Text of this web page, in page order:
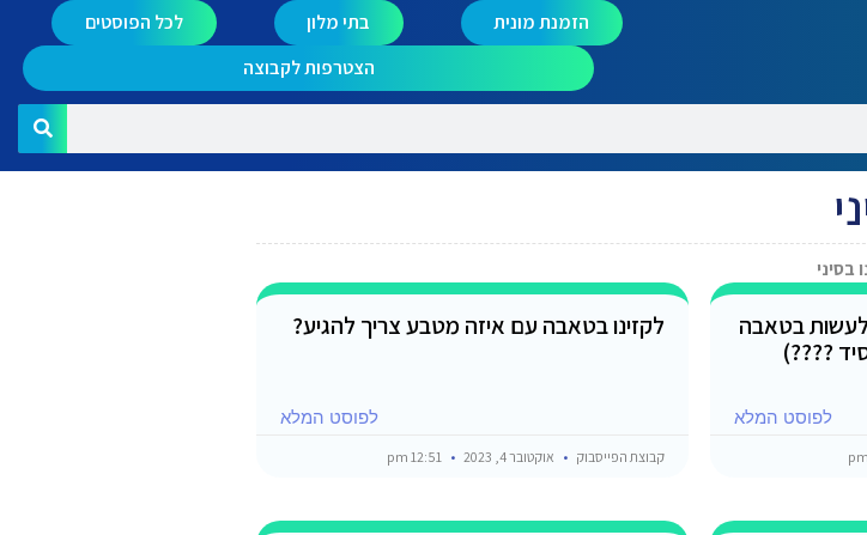
הזמנת מונית בתי מלון
לכל הפוסטים
הצטרפות לקבוצה
בסיני
בטאבה
????)
לפוסט המלא
לקזינו בטאבה עם איזה מטבע צריך להגיע?
לפוסט המלא
קבוצת הפייסבוק אוקטובר 4, 2023